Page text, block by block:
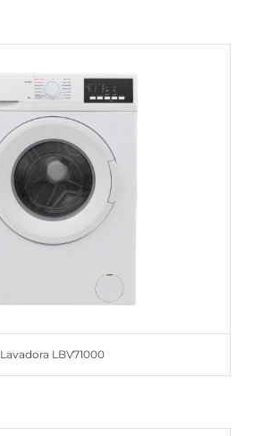
Lavadora LBV71000